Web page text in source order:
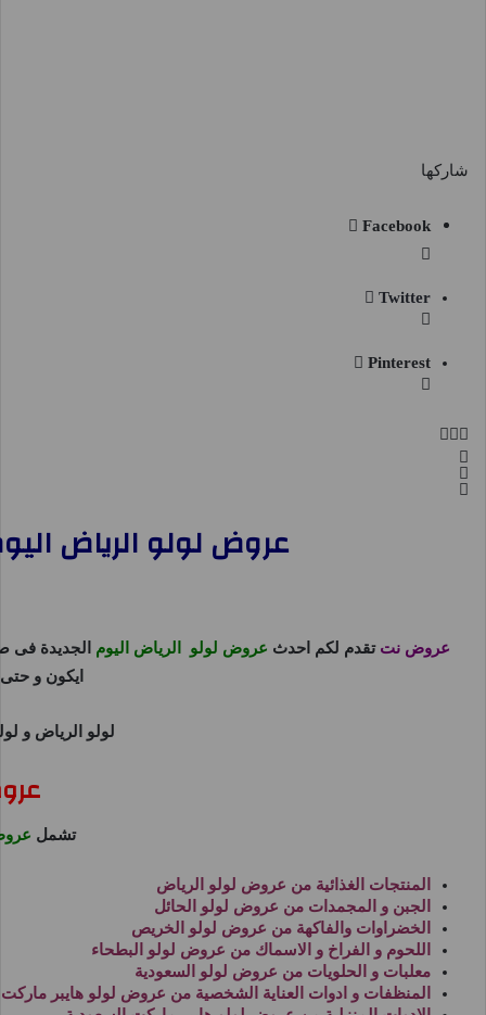
شاركها
Facebook
Twitter
Pinterest
عروض لولو الرياض اليوم 17 ابريل حتى 20 ابريل 2025
عروض نت تقدم لكم احدث عروض لولو الرياض اليوم
الجديدة فى
ايكون و
لولو الرياض و
تشمل
المنتجات الغذائية من عروض لولو الرياض
الجبن و المجمدات من عروض لولو الحائل
الخضراوات والفاكهة من عروض لولو الخريص
اللحوم و الفراخ و الاسماك من عروض لولو البطحاء
معلبات و الحلويات من عروض لولو السعودية
المنظفات و ادوات العناية الشخصية من عروض لولو هايبر ماركت